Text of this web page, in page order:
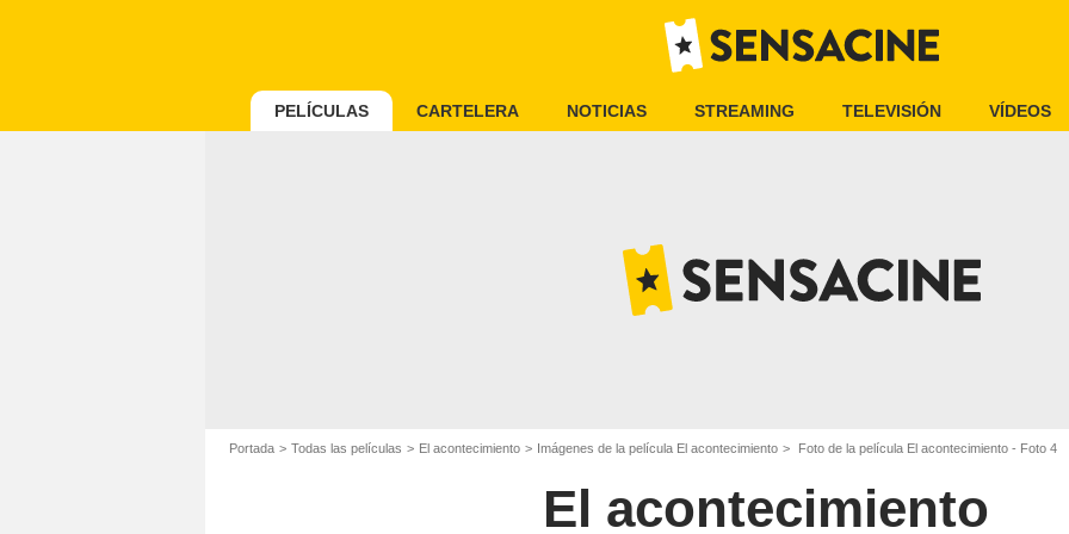
PELÍCULAS CARTELERA NOTICIAS STREAMING TELEVISIÓN VÍDEOS
Portada Todas las películas El acontecimiento Imágenes de la película El acontecimiento Foto de la película El acontecimiento - Foto 4
El acontecimiento